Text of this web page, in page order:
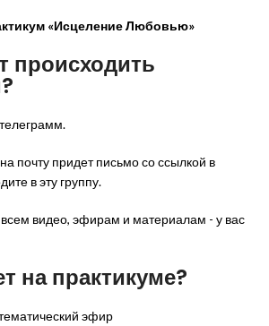
«Исцеление Любовью»
происходить
почту придет письмо со ссылкой в
в эту группу.
всем видео, эфирам и материалам - у вас
на практикуме?
эфир